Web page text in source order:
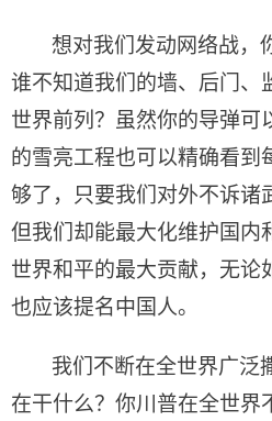
想对我们发动网络战，
谁不知道我们的墙、后门、
世界前列？虽然你的导弹可
的雪亮工程也可以精确看到
够了，只要我们对外不诉诸
但我们却能最大化维护国内
世界和平的最大贡献，无论
也应该提名中国人。
我们不断在全世界广泛
在干什么？你川普在全世界